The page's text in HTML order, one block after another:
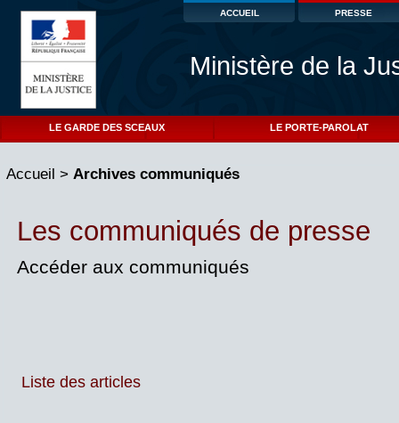
ACCUEIL PRESSE
Ministère de la
LE GARDE DES SCEAUX LE PORTE-PAROLAT
Accueil > Archives communiqués
Les communiqués de presse
Accéder aux communiqués
Liste des articles